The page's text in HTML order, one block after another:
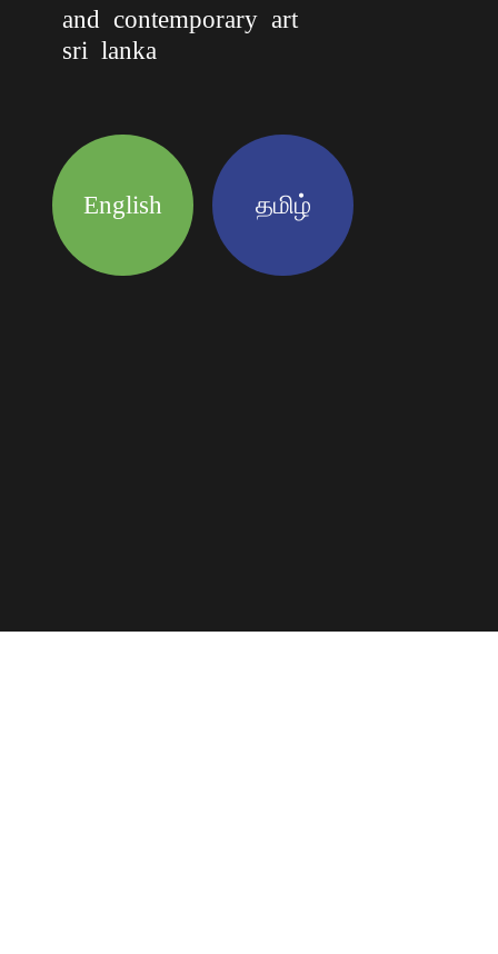
and contemporary art
sri lanka
English தமிழ்